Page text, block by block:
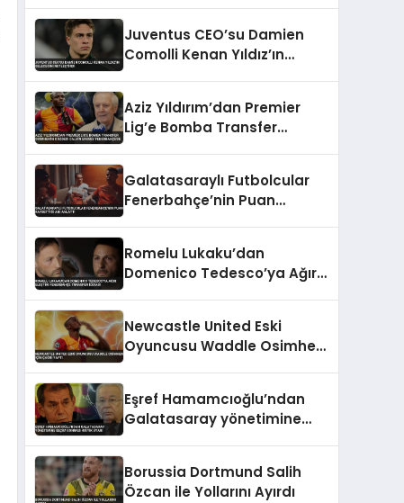
Juventus CEO’su Damien
Comolli Kenan Yıldız’ın
Aziz Yıldırım’dan Premier
Lig’e Bomba Transfer
Galatasaraylı Futbolcular
Fenerbahçe’nin Puan
Romelu Lukaku’dan
Domenico Tedesco’ya Ağır
Newcastle United Eski
Oyuncusu Waddle Osimhen
Eşref Hamamcıoğlu’ndan
Galatasaray yönetimine
Borussia Dortmund Salih
Özcan ile Yollarını Ayırdı